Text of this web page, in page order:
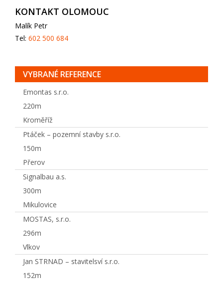
KONTAKT OLOMOUC
Malík Petr
Tel: 602 500 684
VYBRANÉ REFERENCE
Emontas s.r.o.
220m
Kroměříž
Ptáček – pozemní stavby s.r.o.
150m
Přerov
Signalbau a.s.
300m
Mikulovice
MOSTAS, s.r.o.
296m
Vlkov
Jan STRNAD – stavitelsví s.r.o.
152m